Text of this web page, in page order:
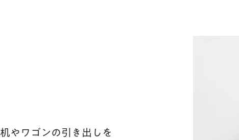
机やワゴンの引き出しを